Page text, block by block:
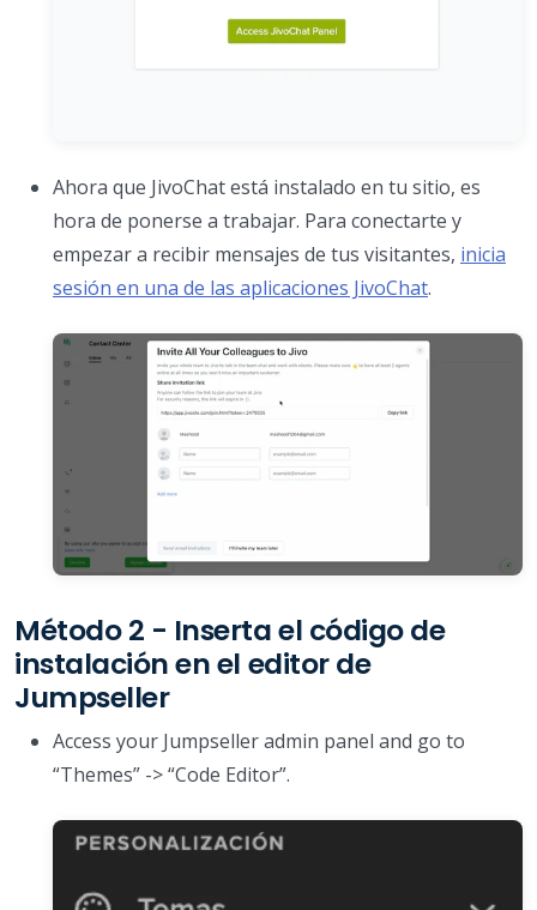
Ahora que JivoChat está instalado en tu sitio, es
hora de ponerse a trabajar. Para conectarte y
empezar a recibir mensajes de tus visitantes, inicia
sesión en una de las aplicaciones JivoChat.
Método 2 - Inserta el código de
instalación en el editor de
Jumpseller
Access your Jumpseller admin panel and go to
“Themes” -> “Code Editor”.